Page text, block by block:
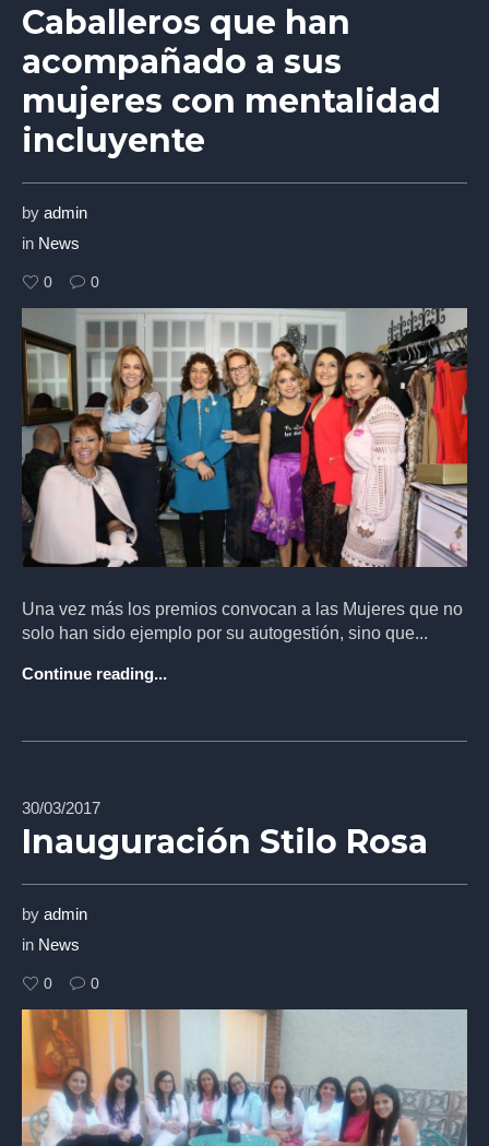
Caballeros que han
acompañado a sus
mujeres con mentalidad
incluyente
by admin
in News
0 0
Una vez más los premios convocan a las Mujeres que no
solo han sido ejemplo por su autogestión, sino que...
Continue reading...
30/03/2017
Inauguración Stilo Rosa
by admin
in News
0 0